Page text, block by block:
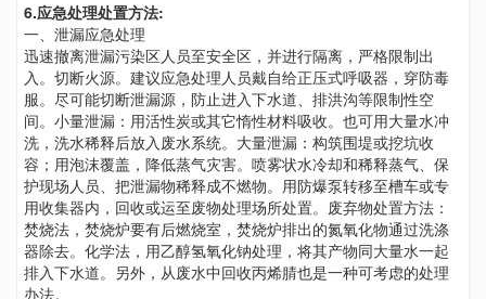
6.应急处理处置方法:
一、泄漏应急处理
迅速撤离泄漏污染区人员至安全区，并进行隔离，严格限制出
入。切断火源。建议应急处理人员戴自给正压式呼吸器，穿防毒
服。尽可能切断泄漏源，防止进入下水道、排洪沟等限制性空
间。小量泄漏：用活性炭或其它惰性材料吸收。也可用大量水冲
洗，洗水稀释后放入废水系统。大量泄漏：构筑围堤或挖坑收
容；用泡沫覆盖，降低蒸气灾害。喷雾状水冷却和稀释蒸气、保
护现场人员、把泄漏物稀释成不燃物。用防爆泵转移至槽车或专
用收集器内，回收或运至废物处理场所处置。废弃物处置方法：
焚烧法，焚烧炉要有后燃烧室，焚烧炉排出的氮氧化物通过洗涤
器除去。化学法，用乙醇氢氧化钠处理，将其产物同大量水一起
排入下水道。另外，从废水中回收丙烯腈也是一种可考虑的处理
办法。